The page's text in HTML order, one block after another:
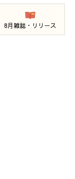
8月雑誌・リリース